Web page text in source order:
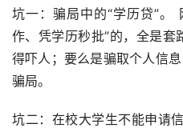
坑一：骗局中的“学历贷”。
作、凭学历秒批”的，全是套
得吓人；要么是骗取个人信
骗局。
坑二：在校大学生不能申请